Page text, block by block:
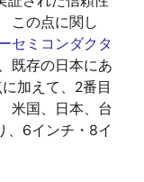
この点に関し
セミコンダクタ
既存の日本にあ
加えて、2番目
米国、日本、台
、6インチ・8イ